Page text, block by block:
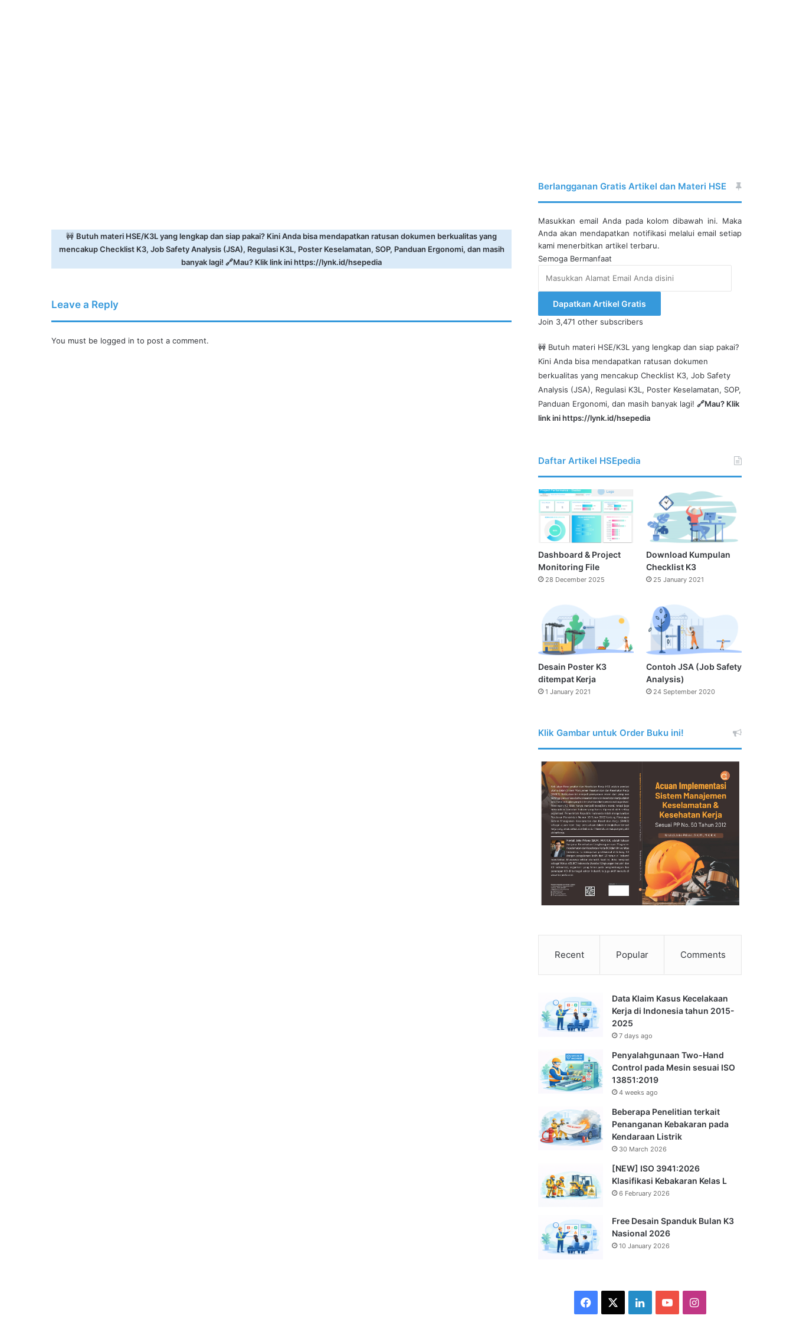
🚧 Butuh materi HSE/K3L yang lengkap dan siap pakai? Kini Anda bisa mendapatkan ratusan dokumen berkualitas yang
mencakup Checklist K3, Job Safety Analysis (JSA), Regulasi K3L, Poster Keselamatan, SOP, Panduan Ergonomi, dan masih
banyak lagi! 🔗Mau? Klik link inihttps://lynk.id/hsepedia
Leave a Reply
You must be logged in to post a comment.
Berlangganan Gratis Artikel dan Materi HSE
Masukkan email Anda pada kolom dibawah ini. Maka
Anda akan mendapatkan notifikasi melalui email setiap
kami menerbitkan artikel terbaru.
Semoga Bermanfaat
Alamat
Anda
disini
Dapatkan Artikel Gratis
Join 3,471 other subscribers
🚧 Butuh materi HSE/K3L yang lengkap dan siap pakai?
Kini Anda bisa mendapatkan ratusan dokumen
berkualitas yang mencakup Checklist K3, Job Safety
Analysis (JSA), Regulasi K3L, Poster Keselamatan, SOP,
Panduan Ergonomi, dan masih banyak lagi!🔗Mau? Klik
link inihttps://lynk.id/hsepedia
Daftar Artikel HSEpedia
Dashboard & Project
Monitoring File
28 December 2025
Download Kumpulan
Checklist K3
25 January 2021
Desain Poster K3
ditempat Kerja
1 January 2021
Contoh JSA (Job Safety
Analysis)
24 September 2020
Klik Gambar untuk Order Buku ini!
Recent Popular Comments
Data Klaim Kasus Kecelakaan
Kerja di Indonesia tahun 2015-
2025
7 days ago
Penyalahgunaan Two-Hand
Control pada Mesin sesuai ISO
13851:2019
4 weeks ago
Beberapa Penelitian terkait
Penanganan Kebakaran pada
Kendaraan Listrik
30 March 2026
[NEW] ISO 3941:2026
Klasifikasi Kebakaran Kelas L
6 February 2026
Free Desain Spanduk Bulan K3
Nasional 2026
10 January 2026
Facebook LinkedInYouTubeInstagram